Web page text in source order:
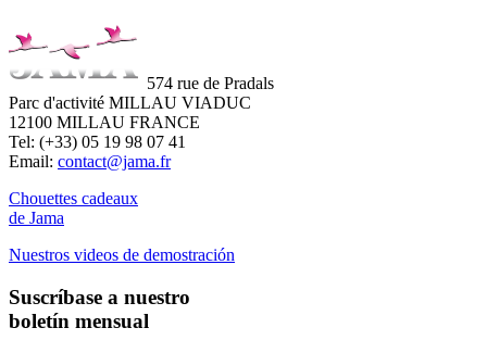
574 rue de Pradals
Parc d'activité MILLAU VIADUC
12100 MILLAU FRANCE
Tel: (+33) 05 19 98 07 41
Email: contact@jama.fr
Chouettes cadeaux
de Jama
Nuestros videos de demostración
Suscríbase a nuestro
boletín mensual